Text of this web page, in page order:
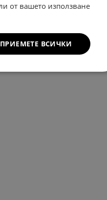
от вашето използване
ПРИЕМЕТЕ ВСИЧКИ